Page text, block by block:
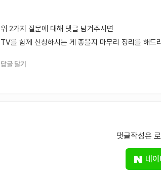
위 2가지 질문에 대해 댓글 남겨주시면
TV를 함께 신청하시는 게 좋을지 마무리 정리를 해드
답글 달기
댓글작성은
네